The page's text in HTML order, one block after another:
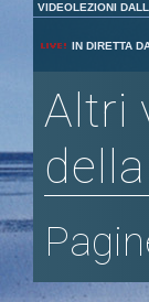
VIDEOLEZIONI
IN DIRETTA
Altri